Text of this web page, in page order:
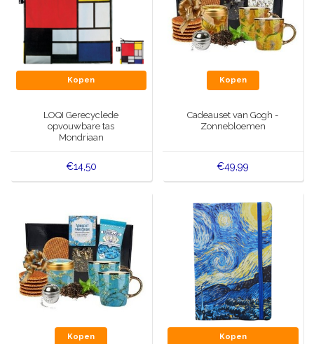
Peper en Zout stelletjes
Speelkaarten
Kopen
LOQI Gerecyclede
opvouwbare tas
Mondriaan
€14,50
Kopen
Cadeauset van Gogh -
Zonnebloemen
€49,99
Kopen Kopen